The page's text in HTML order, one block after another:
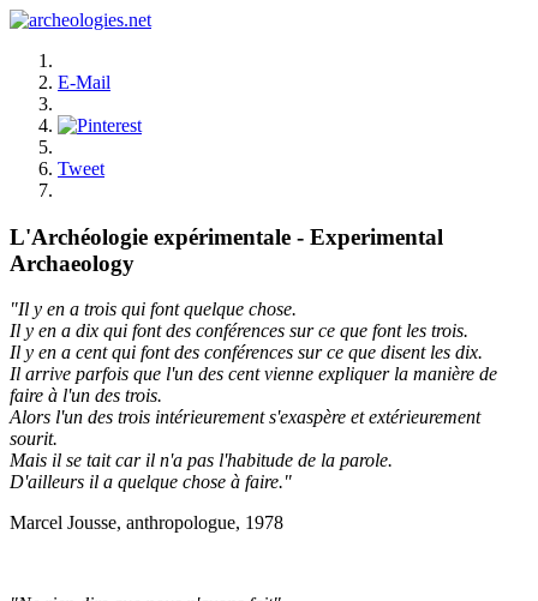
E-Mail
Tweet
L'Archéologie expérimentale - Experimental
Archaeology
"Il y en a trois qui font quelque chose.
Il y en a dix qui font des conférences sur ce que font les trois.
Il y en a cent qui font des conférences sur ce que disent les dix.
Il arrive parfois que l'un des cent vienne expliquer la manière de
faire à l'un des trois.
Alors l'un des trois intérieurement s'exaspère et extérieurement
sourit.
Mais il se tait car il n'a pas l'habitude de la parole.
D'ailleurs il a quelque chose à faire."
Marcel Jousse, anthropologue, 1978